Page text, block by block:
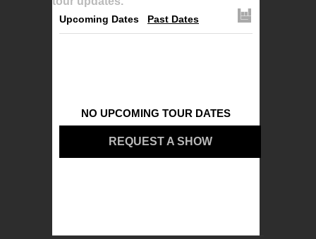
Upcoming Dates Past Dates
NO UPCOMING TOUR DATES
REQUEST A SHOW